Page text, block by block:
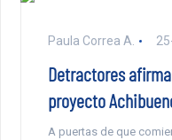
Paula Correa A.
Detractores
proyecto
A puertas de que